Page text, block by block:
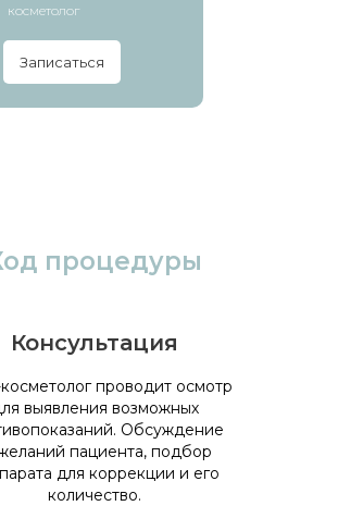
косметолог
Записаться
процедуры
проводит осмотр
выявления возможных
Обсуждение
пациента, подбор
для коррекции и его
количество.
Консультация